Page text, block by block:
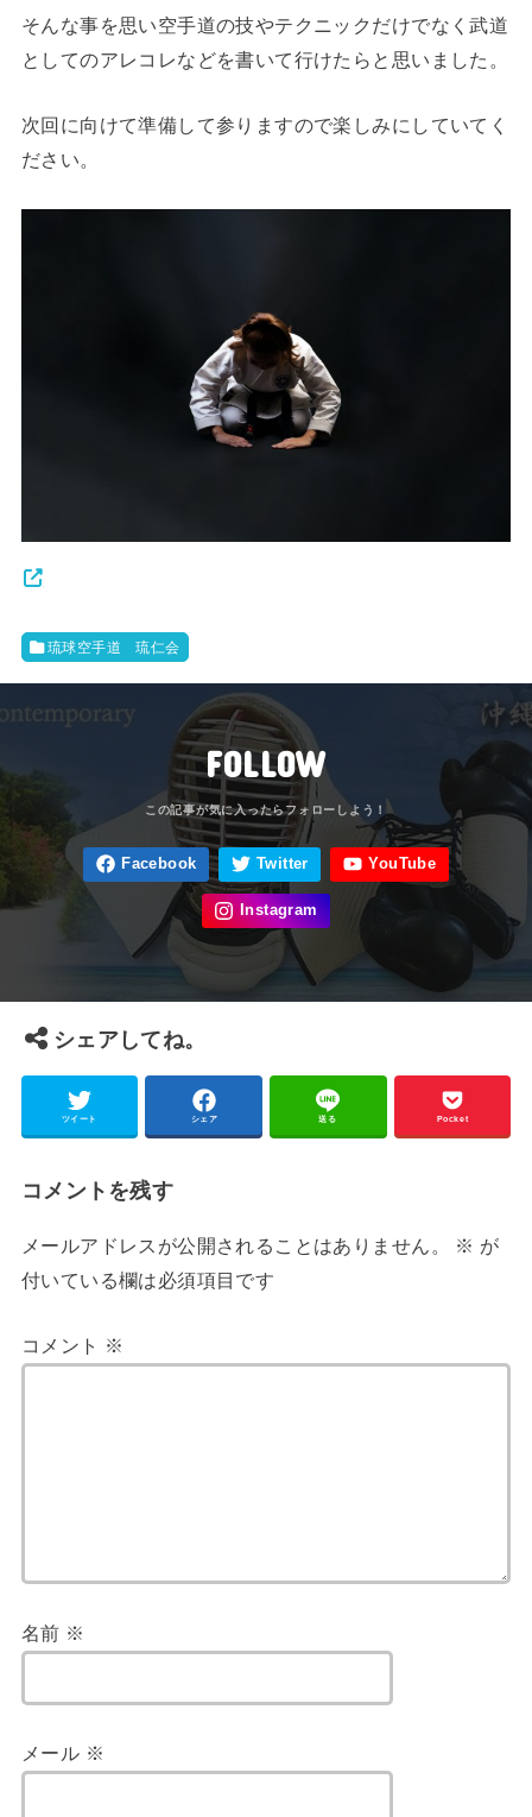
そんな事を思い空手道の技やテクニックだけでなく武道
としてのアレコレなどを書いて行けたらと思いました。
次回に向けて準備して参りますので楽しみにしていてく
ださい。
琉球空手道 琉仁会
FOLLOW
シェアしてね。
ツイート シェア 送る Pocket
コメントを残す
メールアドレスが公開されることはありません。 ※ が
付いている欄は必須項目です
コメント ※
名前 ※
メール ※